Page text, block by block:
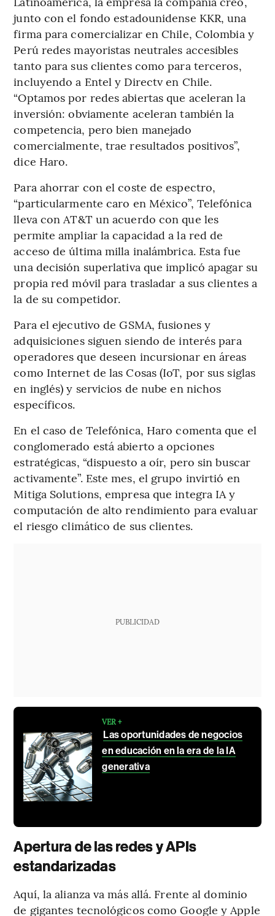
junto con el fondo estadounidense KKR, una
firma para comercializar en Chile, Colombia y
Perú redes mayoristas neutrales accesibles
tanto para sus clientes como para terceros,
incluyendo a Entel y Directv en Chile.
“Optamos por redes abiertas que aceleran la
inversión: obviamente aceleran también la
competencia, pero bien manejado
comercialmente, trae resultados positivos”,
dice Haro.
Para ahorrar con el coste de espectro,
“particularmente caro en México”, Telefónica
lleva con AT&T un acuerdo con que les
permite ampliar la capacidad a la red de
acceso de última milla inalámbrica. Esta fue
una decisión superlativa que implicó apagar su
propia red móvil para trasladar a sus clientes a
la de su competidor.
Para el ejecutivo de GSMA, fusiones y
adquisiciones siguen siendo de interés para
operadores que deseen incursionar en áreas
como Internet de las Cosas (IoT, por sus siglas
en inglés) y servicios de nube en nichos
específicos.
En el caso de Telefónica, Haro comenta que el
conglomerado está abierto a opciones
estratégicas, “dispuesto a oír, pero sin buscar
activamente”. Este mes, el grupo invirtió en
Mitiga Solutions, empresa que integra IA y
computación de alto rendimiento para evaluar
el riesgo climático de sus clientes.
PUBLICIDAD
VER +
Las oportunidades de negocios
en educación en la era de la IA
generativa
Apertura de las redes y APIs
estandarizadas
Aquí, la alianza va más allá. Frente al dominio
de gigantes tecnológicos como Google y Apple